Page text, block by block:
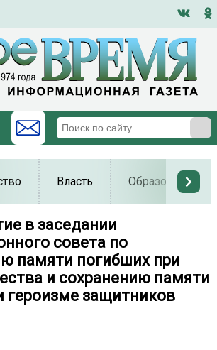
Власть Образование
в заседании
совета по
памяти погибших при
и сохранению памяти
героизме защитников